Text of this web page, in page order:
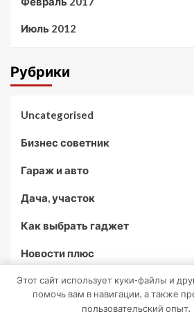
Июль 2012
Рубрики
Uncategorised
Бизнес советник
Гараж и авто
Дача, участок
Как выбрать гаджет
Новости плюс
Ремонт и отделка
Строим дом сами
Этот сайт использует куки-файлы и
помочь вам в навигации, а также
пользовательский опыт.